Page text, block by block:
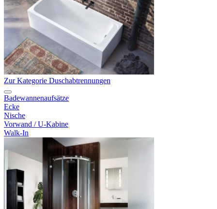
Zur Kategorie Duschabtrennungen
Badewannenaufsätze
Ecke
Nische
Vorwand / U-Kabine
Walk-In